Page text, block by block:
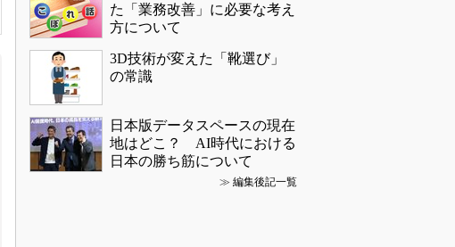
た「業務改善」に必要な考え
方について
3D技術が変えた「靴選び」
の常識
日本版データスペースの現在
地はどこ？ AI時代における
日本の勝ち筋について
≫ 編集後記一覧